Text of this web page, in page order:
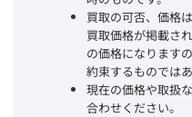
買取の可否、価格
買取価格が掲載さ
の価格になります
約束するものでは
現在の価格や取扱
合わせください。